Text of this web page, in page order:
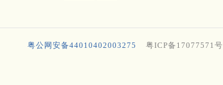
粤公网安备44010402003275 粤ICP备17077571号